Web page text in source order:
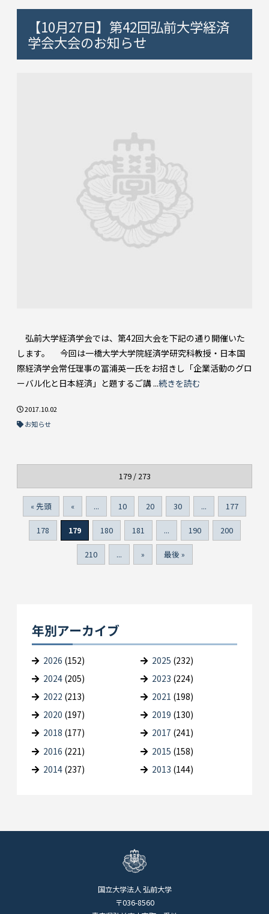
【10月27日】第42回弘前大学経済
学会大会のお知らせ
弘前大学経済学会では、第42回大会を下記の通り開催いた
します。 今回は一橋大学大学院経済学研究科教授・日本国
際経済学会常任理事の冨浦英一氏をお招きし「企業活動のグロ
ーバル化と日本経済」と題するご講 ...続きを読む
2017.10.02
お知らせ
179 / 273
« 先頭 « ... 10 20 30 ... 177
178 179 180 181 ... 190 200
210 ... » 最後 »
年別アーカイブ
2026 (152) 2025 (232)
2024 (205) 2023 (224)
2022 (213) 2021 (198)
2020 (197) 2019 (130)
2018 (177) 2017 (241)
2016 (221) 2015 (158)
2014 (237) 2013 (144)
国立大学法人 弘前大学
〒036-8560